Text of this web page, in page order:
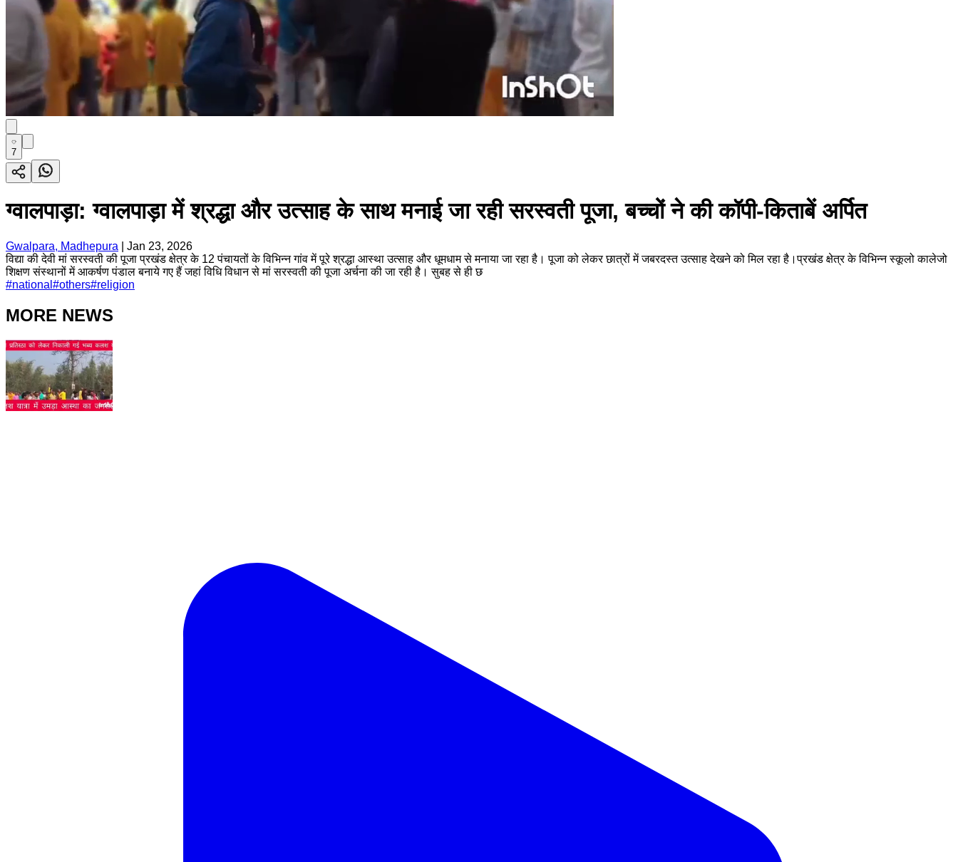
7
ग्वालपाड़ा: ग्वालपाड़ा में श्रद्धा और उत्साह के साथ मनाई जा रही सरस्वती पूजा, बच्चों ने की कॉपी-किताबें अर्पित
Gwalpara, Madhepura
Jan 23, 2026
विद्या की देवी मां सरस्वती की पूजा प्रखंड क्षेत्र के 12 पंचायतों के विभिन्न गांव में पूरे श्रद्धा आस्था उत्साह और धूमधाम से मनाया जा रहा है। पूजा को लेकर छात्रों में जबरदस्त उत्साह देखने को मिल रहा है।प्रखंड क्षेत्र के विभिन्न स्कूलो कालेजो
शिक्षण संस्थानों में आकर्षण पंडाल बनाये गए हैं जहां विधि विधान से मां सरस्वती की पूजा अर्चना की जा रही है। सुबह से ही छ
#national #others#religion
MORE NEWS